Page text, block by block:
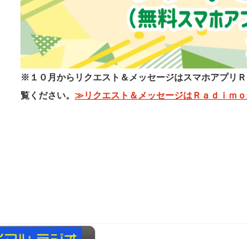
※１０月からリクエスト＆メッセージはスマホアプリ
覧ください。 ≫リクエスト＆メッセージはＲａｄｉｍｏ